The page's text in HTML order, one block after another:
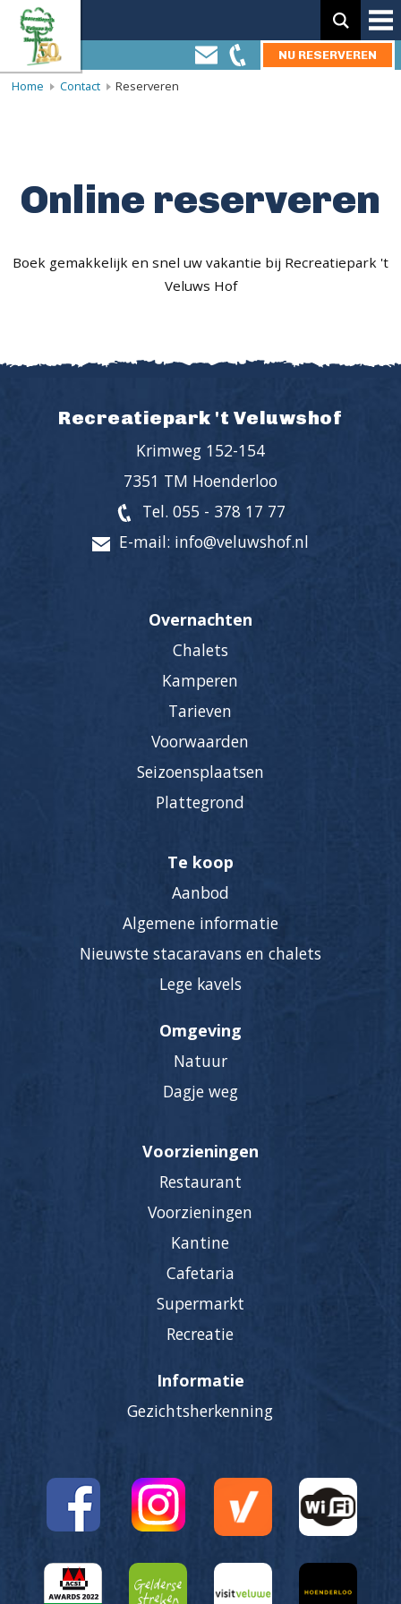
NU RESERVEREN
Zoeken:
Home Contact Reserveren
Online reserveren
Boek gemakkelijk en snel uw vakantie bij Recreatiepark 't
Veluws Hof
Recreatiepark 't Veluwshof
Krimweg 152-154
7351 TM Hoenderloo
Tel. 055 - 378 17 77
E-mail: info@veluwshof.nl
Overnachten
Chalets
Kamperen
Tarieven
Voorwaarden
Seizoensplaatsen
Plattegrond
Te koop
Aanbod
Algemene informatie
Nieuwste stacaravans en chalets
Lege kavels
Omgeving
Natuur
Dagje weg
Voorzieningen
Restaurant
Voorzieningen
Kantine
Cafetaria
Supermarkt
Recreatie
Informatie
Gezichtsherkenning